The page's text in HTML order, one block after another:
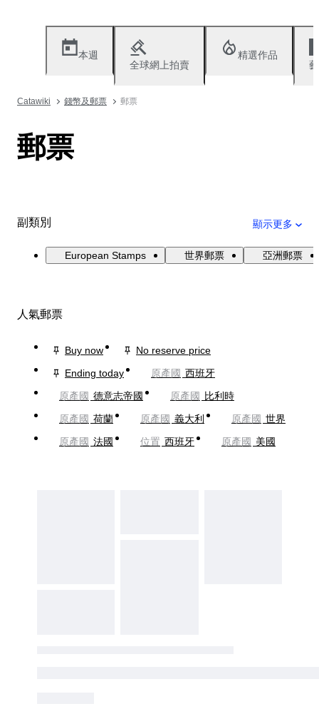
本週
全球網上拍賣
精選作品
Catawiki 錢幣及郵票 郵票
郵票
副類別 顯示更多
European Stamps 世界郵票 亞洲郵票
人氣郵票
Buy now
No reserve price
Ending today
原產國 西班牙
原產國 德意志帝國 原產國
比利時
原產國 荷蘭 原產國 義大利 原產國 世界
原產國 法國 位置 西班牙 原產國 美國